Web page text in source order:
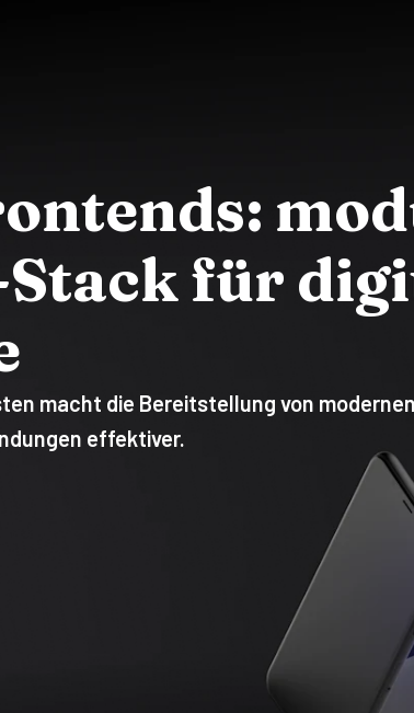
für
macht die Bereitstellung von
effektiver.